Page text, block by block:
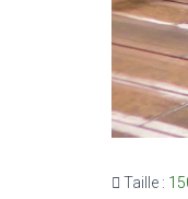
Taille :